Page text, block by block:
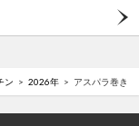
ン 2026年 アスパラ巻き